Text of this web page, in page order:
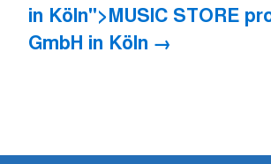
in Köln">MUSIC STORE
GmbH in Köln